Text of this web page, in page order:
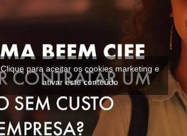
Clique para aceitar os cookies marketing e
ativar este conteúdo